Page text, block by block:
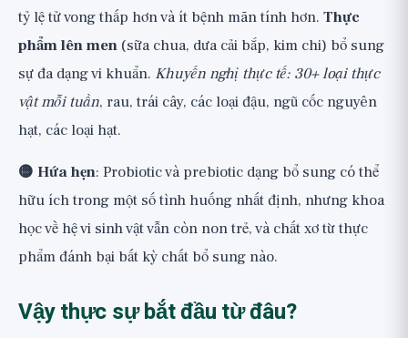
tỷ lệ tử vong thấp hơn và ít bệnh mãn tính hơn. Thực
phẩm lên men (sữa chua, dưa cải bắp, kim chi) bổ sung
sự đa dạng vi khuẩn. Khuyến nghị thực tế: 30+ loại thực
vật mỗi tuần, rau, trái cây, các loại đậu, ngũ cốc nguyên
hạt, các loại hạt.
🟡 Hứa hẹn: Probiotic và prebiotic dạng bổ sung có thể
hữu ích trong một số tình huống nhất định, nhưng khoa
học về hệ vi sinh vật vẫn còn non trẻ, và chất xơ từ thực
phẩm đánh bại bất kỳ chất bổ sung nào.
Vậy thực sự bắt đầu từ đâu?